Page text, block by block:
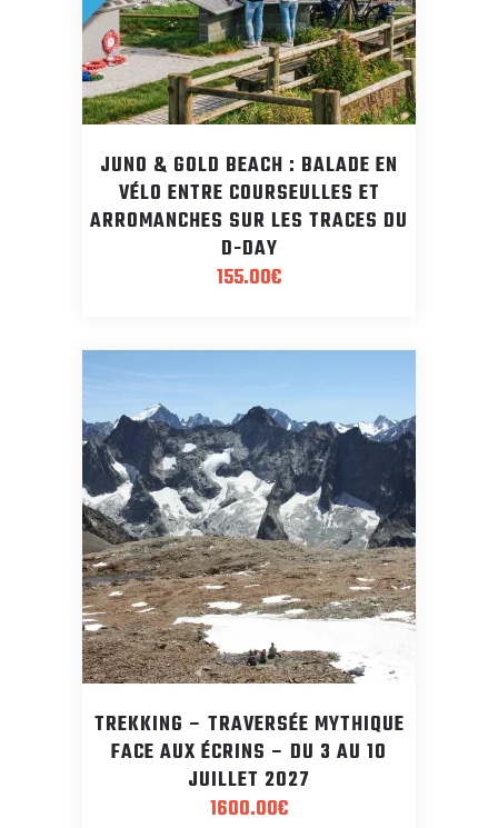
JUNO & GOLD BEACH : BALADE EN
VÉLO ENTRE COURSEULLES ET
ARROMANCHES SUR LES TRACES DU
D-DAY
155.00€
TREKKING – TRAVERSÉE MYTHIQUE
FACE AUX ÉCRINS – DU 3 AU 10
JUILLET 2027
1600.00€